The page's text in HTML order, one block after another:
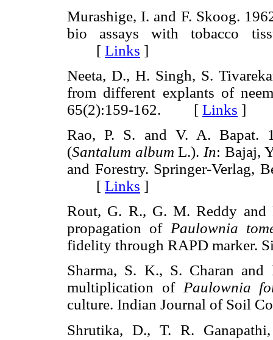
Murashige, I. and F. Skoog.
bio assays with tobacco
[ Links ]
Neeta, D., H. Singh, S.
from different explants of
65(2):159-162. [ Links ]
Rao, P. S. and V. A. Bapat.
(Santalum album L.). In: Bajaj,
and Forestry. Springer-Verlag,
[ Links ]
Rout, G. R., G. M. Reddy
propagation of Paulownia
fidelity through RAPD
Sharma, S. K., S. Charan
multiplication of Paulownia
culture. Indian Journal of
Shrutika, D., T. R.